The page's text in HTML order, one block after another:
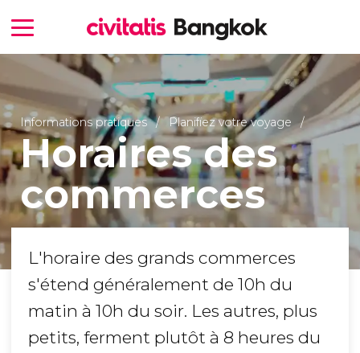
Informations pratiques Planifiez votre voyage
Horaires des
commerces
L'horaire des grands commerces
s'étend généralement de 10h du
matin à 10h du soir. Les autres, plus
petits, ferment plutôt à 8 heures du